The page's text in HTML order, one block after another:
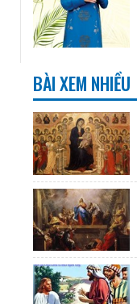
BÀI XEM NHIỀU